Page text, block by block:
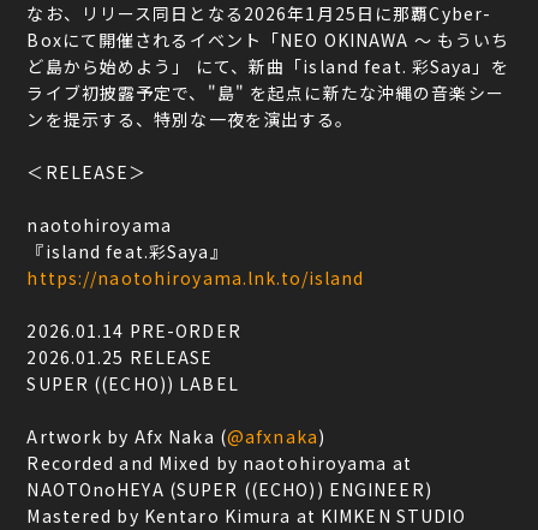
なお、リリース同日となる2026年1月25日に那覇Cyber-
Boxにて開催されるイベント「NEO OKINAWA 〜 もういち
ど島から始めよう」 にて、新曲「island feat. 彩Saya」を
ライブ初披露予定で、"島" を起点に新たな沖縄の音楽シー
ンを提示する、特別な一夜を演出する。
＜RELEASE＞
naotohiroyama
『island feat.彩Saya』
https://naotohiroyama.lnk.to/island
2026.01.14 PRE-ORDER
2026.01.25 RELEASE
SUPER ((ECHO)) LABEL
Artwork by Afx Naka (@afxnaka)
Recorded and Mixed by naotohiroyama at
NAOTOnoHEYA (SUPER ((ECHO)) ENGINEER)
Mastered by Kentaro Kimura at KIMKEN STUDIO